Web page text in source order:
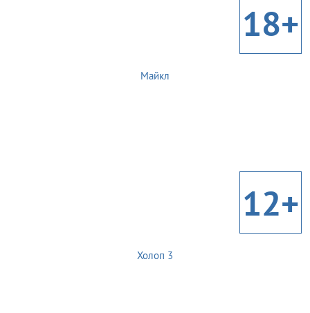
18+
Майкл
12+
Холоп 3